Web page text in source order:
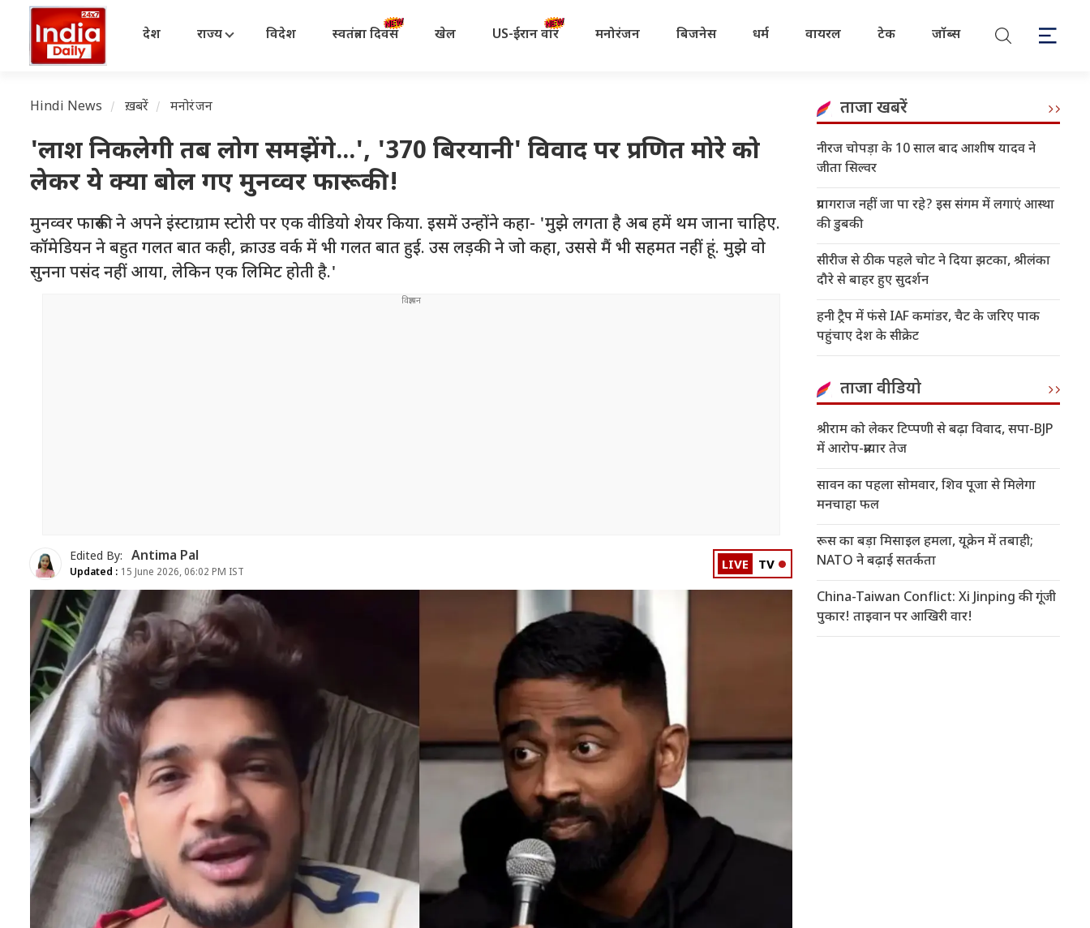
देश राज्य विदेश स्वतंत्रता दिवस खेल US-ईरान वॉर मनोरंजन बिजनेस धर्म वायरल टेक जॉब्स
Hindi News ख़बरें मनोरंजन
'लाश निकलेगी तब लोग समझेंगे...', '370 बिरयानी' विवाद पर प्रणित मोरे को
लेकर ये क्या बोल गए मुनव्वर फारूकी!
मुनव्वर फारूकी ने अपने इंस्टाग्राम स्टोरी पर एक वीडियो शेयर किया. इसमें उन्होंने कहा- 'मुझे लगता है अब हमें थम जाना चाहिए.
कॉमेडियन ने बहुत गलत बात कही, क्राउड वर्क में भी गलत बात हुई. उस लड़की ने जो कहा, उससे मैं भी सहमत नहीं हूं. मुझे वो
सुनना पसंद नहीं आया, लेकिन एक लिमिट होती है.'
Edited By: Antima Pal
Updated : 15 June 2026, 06:02 PM IST LIVE TV
ताजा खबरें
नीरज चोपड़ा के 10 साल बाद आशीष यादव ने
जीता सिल्वर
प्रयागराज नहीं जा पा रहे? इस संगम में लगाएं आस्था
की डुबकी
सीरीज से ठीक पहले चोट ने दिया झटका, श्रीलंका
दौरे से बाहर हुए सुदर्शन
हनी ट्रैप में फंसे IAF कमांडर, चैट के जरिए पाक
पहुंचाए देश के सीक्रेट
ताजा वीडियो
श्रीराम को लेकर टिप्पणी से बढ़ा विवाद, सपा-BJP
में आरोप-प्रत्यार तेज
सावन का पहला सोमवार, शिव पूजा से मिलेगा
मनचाहा फल
रूस का बड़ा मिसाइल हमला, यूक्रेन में तबाही;
NATO ने बढ़ाई सतर्कता
China-Taiwan Conflict: Xi Jinping की गूंजी
पुकार! ताइवान पर आखिरी वार!